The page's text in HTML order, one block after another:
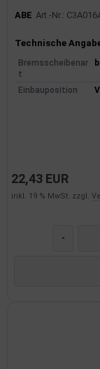
ABE Art.-Nr.:
Technische
Bremsscheibenar
t
Einbauposition
22,43 EUR
inkl. 19 % MwSt. zzgl.
-